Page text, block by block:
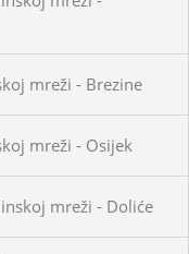
mreži - Brezine
mreži - Osijek
mreži - Doliće